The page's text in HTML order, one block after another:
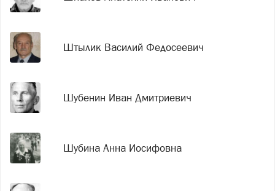
Штылик Василий Федосеевич
Шубенин Иван Дмитриевич
Шубина Анна Иосифовна